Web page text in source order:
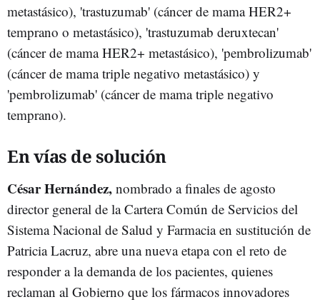
metastásico), 'trastuzumab' (cáncer de mama HER2+
temprano o metastásico), 'trastuzumab deruxtecan'
(cáncer de mama HER2+ metastásico), 'pembrolizumab'
(cáncer de mama triple negativo metastásico) y
'pembrolizumab' (cáncer de mama triple negativo
temprano).
En vías de solución
César Hernández, nombrado a finales de agosto
director general de la Cartera Común de Servicios del
Sistema Nacional de Salud y Farmacia en sustitución de
Patricia Lacruz, abre una nueva etapa con el reto de
responder a la demanda de los pacientes, quienes
reclaman al Gobierno que los fármacos innovadores